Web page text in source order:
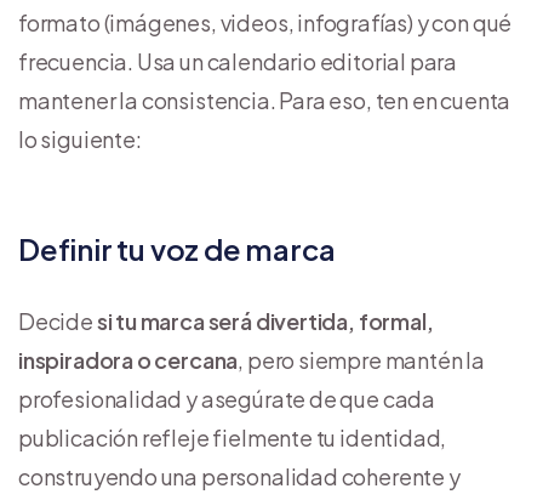
formato (imágenes, videos, infografías) y con qué
frecuencia. Usa un calendario editorial para
mantener la consistencia. Para eso, ten en cuenta
lo siguiente:
Definir tu voz de marca
Decidesi tu marca será divertida, formal,
inspiradora o cercana, pero siempre mantén la
profesionalidad y asegúrate de que cada
publicación refleje fielmente tu identidad,
construyendo una personalidad coherente y